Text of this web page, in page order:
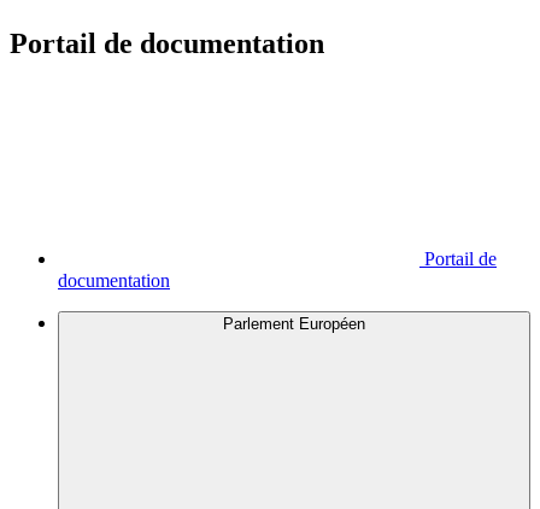
Portail de documentation
Portail de
documentation
Parlement Européen